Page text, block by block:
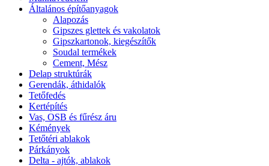
Általános építőanyagok
Alapozás
Gipszes glettek és vakolatok
Gipszkartonok, kiegészítők
Soudal termékek
Cement, Mész
Delap struktúrák
Gerendák, áthidalók
Tetőfedés
Kertépítés
Vas, OSB és fűrész áru
Kémények
Tetőtéri ablakok
Párkányok
Delta - ajtók, ablakok